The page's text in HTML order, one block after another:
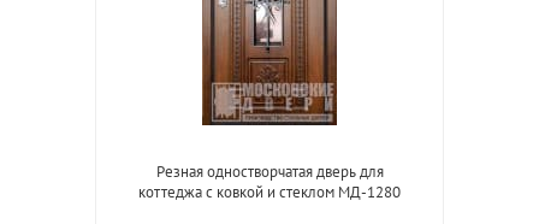
Резная одностворчатая дверь для
коттеджа с ковкой и стеклом МД-1280